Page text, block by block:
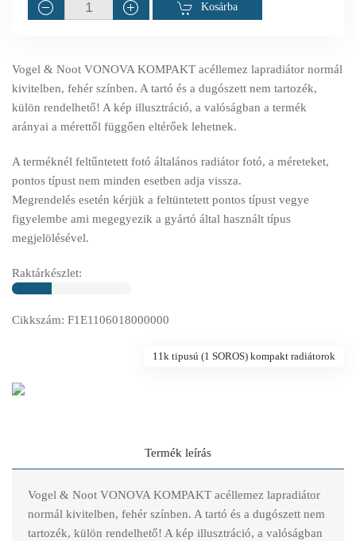
Kosárba
Vogel & Noot VONOVA KOMPAKT acéllemez lapradiátor normál
kivitelben, fehér színben. A tartó és a dugószett nem tartozék,
külön rendelhető! A kép illusztráció, a valóságban a termék
arányai a mérettől függően eltérőek lehetnek.
A terméknél feltűntetett fotó általános radiátor fotó, a méreteket,
pontos típust nem minden esetben adja vissza.
Megrendelés esetén kérjük a feltüntetett pontos típust vegye
figyelembe ami megegyezik a gyártó által használt típus
megjelölésével.
Raktárkészlet:
Cikkszám: F1E1106018000000
11k tipusú (1 SOROS) kompakt radiátorok
Termék leírás
Vogel & Noot VONOVA KOMPAKT acéllemez lapradiátor
normál kivitelben, fehér színben. A tartó és a dugószett nem
tartozék, külön rendelhető! A kép illusztráció, a valóságban